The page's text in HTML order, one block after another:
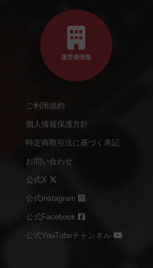
運営者情報
ご利用規約
個人情報保護方針
特定商取引法に基づく表記
お問い合わせ
公式X
公式instagram
公式Facebook
公式YouTubeチャンネル